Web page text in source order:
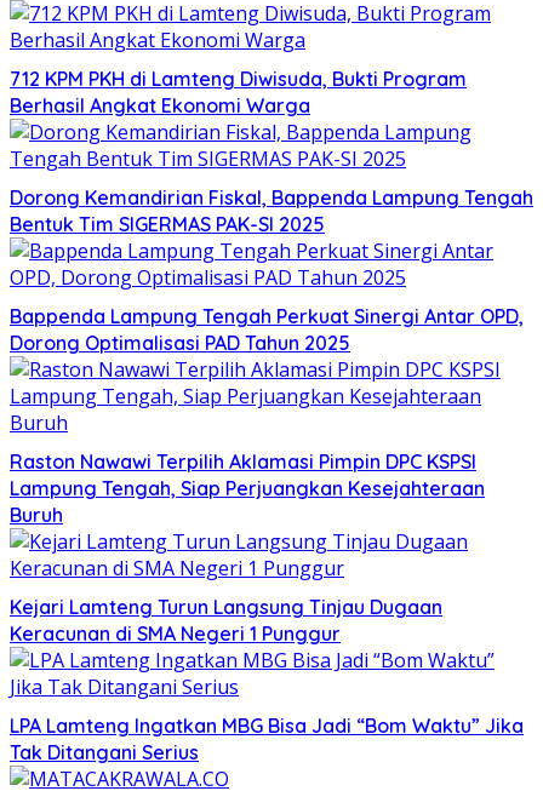
712 KPM PKH di Lamteng Diwisuda, Bukti Program
Berhasil Angkat Ekonomi Warga
Dorong Kemandirian Fiskal, Bappenda Lampung Tengah
Bentuk Tim SIGERMAS PAK-SI 2025
Bappenda Lampung Tengah Perkuat Sinergi Antar OPD,
Dorong Optimalisasi PAD Tahun 2025
Raston Nawawi Terpilih Aklamasi Pimpin DPC KSPSI
Lampung Tengah, Siap Perjuangkan Kesejahteraan
Buruh
Kejari Lamteng Turun Langsung Tinjau Dugaan
Keracunan di SMA Negeri 1 Punggur
LPA Lamteng Ingatkan MBG Bisa Jadi “Bom Waktu” Jika
Tak Ditangani Serius